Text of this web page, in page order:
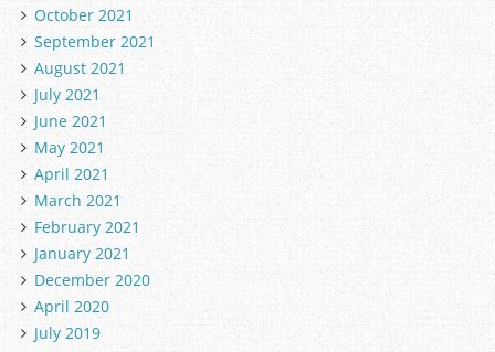
October 2021
September 2021
August 2021
July 2021
June 2021
May 2021
April 2021
March 2021
February 2021
January 2021
December 2020
April 2020
July 2019